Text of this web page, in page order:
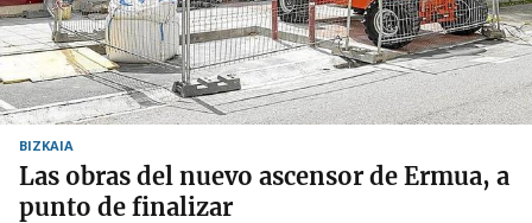
BIZKAIA
Las obras del nuevo ascensor de Ermua, a
punto de finalizar